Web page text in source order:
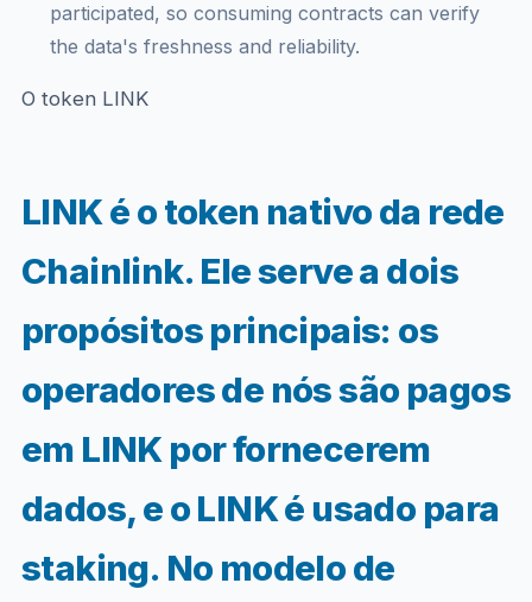
participated, so consuming contracts can verify
the data's freshness and reliability.
O token LINK
LINK é o token nativo da rede
Chainlink. Ele serve a dois
propósitos principais: os
operadores de nós são pagos
em LINK por fornecerem
dados, e o LINK é usado para
staking. No modelo de